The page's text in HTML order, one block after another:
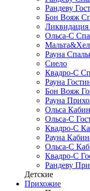
Рандеву
Бон Вояж
Ликвидация
Ольса-С
Рауна
Сиело
Квадро-С
Рауна
Бон Вояж
Рауна
Ольса
Ольса-С
Квадро-С
Рауна
Ольса-С
Квадро-С
Рандеву
Детские
Прихожие